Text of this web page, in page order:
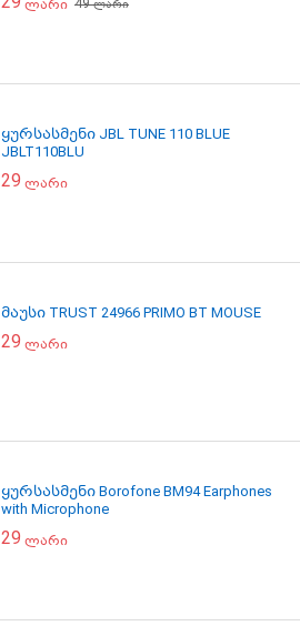
ლარი 49ლარი
ყურსასმენი JBL TUNE 110 BLUE
JBLT110BLU
29 ლარი
მაუსი TRUST 24966 PRIMO BT MOUSE
29 ლარი
ყურსასმენი Borofone BM94 Earphones
with Microphone
29 ლარი